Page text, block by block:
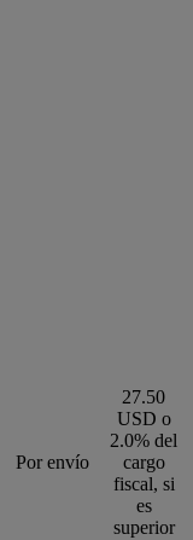
Por envío
27.50
USD o
2.0% del
cargo
fiscal, si
es
superior